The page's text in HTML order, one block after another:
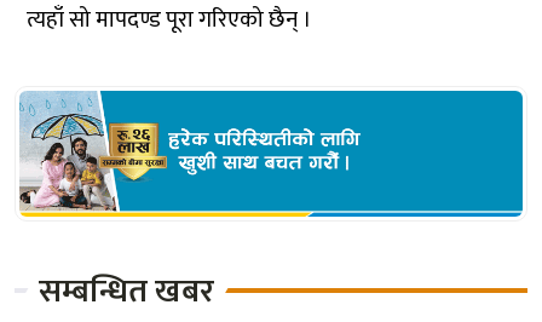
त्यहाँ सो मापदण्ड पूरा गरिएको छैन् ।
सम्बन्धित खबर